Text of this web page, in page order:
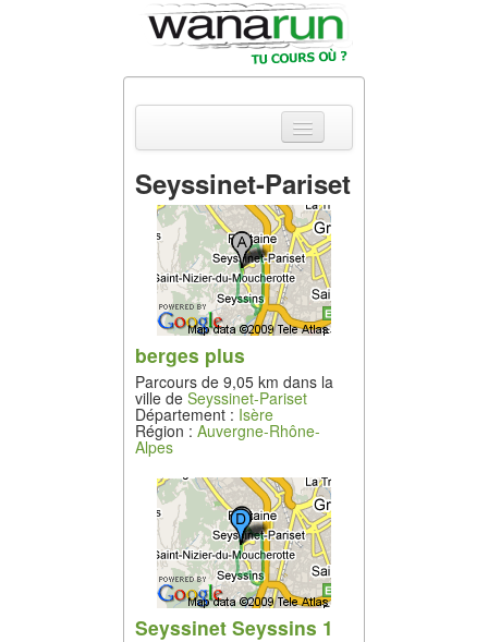
Actualités
Equipements &
Tests
Parcours &
Courses
Outils & Réseaux
Seyssinet-Pariset
berges plus
Parcours de 9,05 km dans la
ville de Seyssinet-Pariset
Département : Isère
Région : Auvergne-Rhône-
Alpes
Seyssinet Seyssins 1